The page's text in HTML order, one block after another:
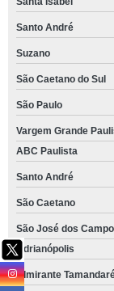
Santo André
Suzano
São Caetano do Sul
São Paulo
Vargem Grande
ABC Paulista
Santo André
São Caetano
São José dos
Adrianópolis
Almirante